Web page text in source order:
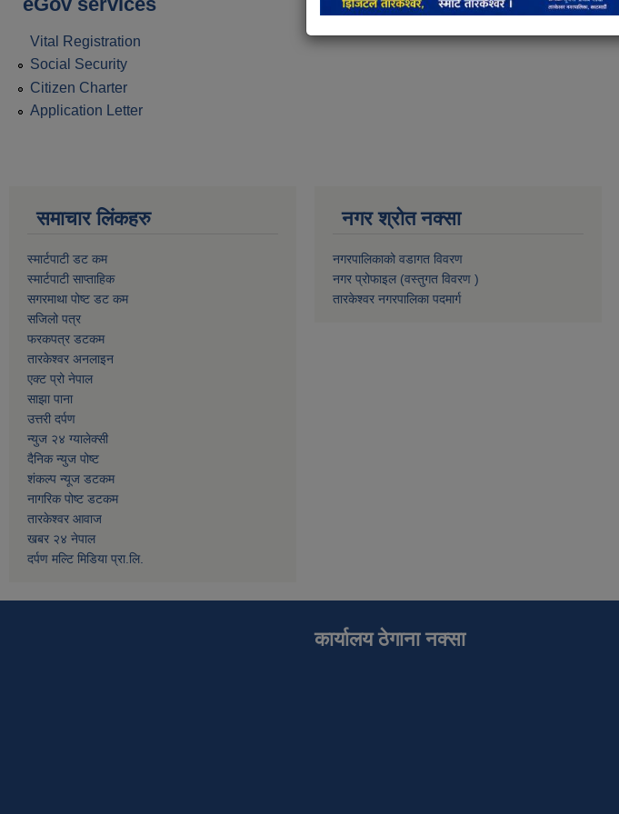
Vital Registration
Social Security
Citizen Charter
Application Letter
समाचार लिंकहरु
स्मार्टपाटी डट कम
स्मार्टपाटी साप्ताहिक
सगरमाथा पोष्ट डट कम
सजिलो पत्र
फरकपत्र डटकम
तारकेश्वर अनलाइन
एक्ट प्रो नेपाल
साझा पाना
उत्तरी दर्पण
न्युज २४ ग्यालेक्सी
दैनिक न्युज पोष्ट
शंकल्प न्यूज डटकम
नागरिक पोष्ट डटकम
तारकेश्वर आवाज
खबर २४ नेपाल
दर्पण मल्टि मिडिया प्रा.लि.
नगर श्रोत नक्सा
नगरपालिकाको वडागत विवरण
नगर प्रोफाइल (वस्तुगत विवरण )
तारकेश्वर नगरपालिका पदमार्ग
कार्यालय ठेगाना नक्सा